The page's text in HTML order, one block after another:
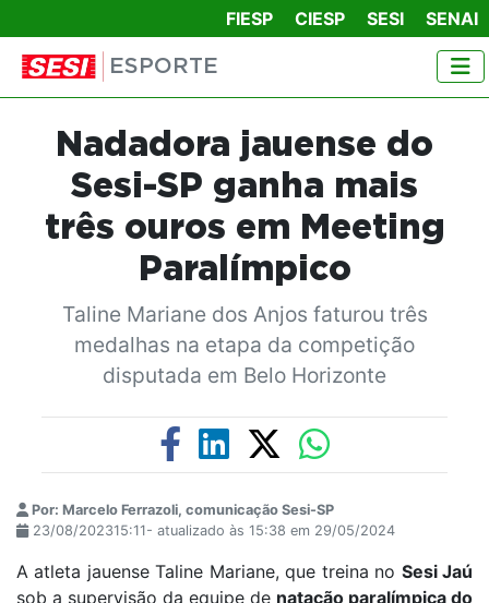
FIESP CIESP SESI SENAI
ESPORTE
Nadadora jauense do
Sesi-SP ganha mais
três ouros em Meeting
Paralímpico
Taline Mariane dos Anjos faturou três
medalhas na etapa da competição
disputada em Belo Horizonte
Por: Marcelo Ferrazoli, comunicação Sesi-SP
23/08/202315:11- atualizado às 15:38 em 29/05/2024
A atleta jauense Taline Mariane, que treina no Sesi Jaú
sob a supervisão da equipe de natação paralímpica do